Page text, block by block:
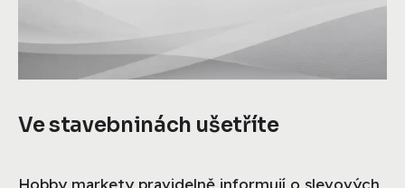
Ve stavebninách ušetříte
Hobby markety pravidelně informují o slevových